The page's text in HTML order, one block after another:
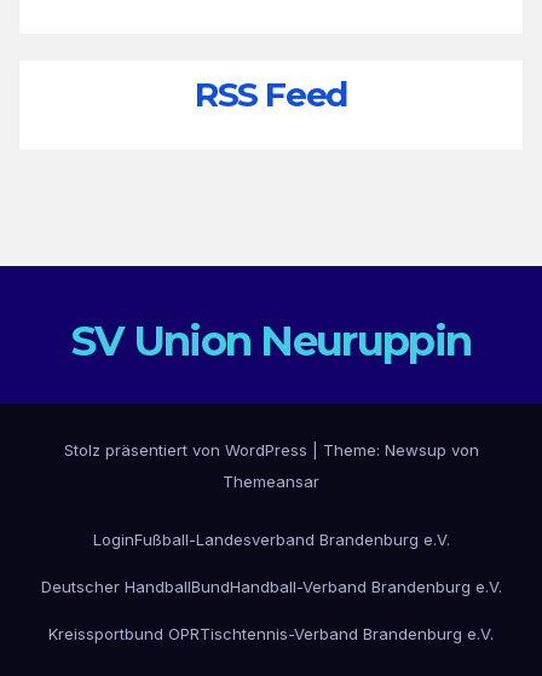
RSS Feed
SV Union Neuruppin
Stolz präsentiert von WordPress
Theme: Newsup von
Themeansar
LoginFußball-Landesverband Brandenburg e.V.
Deutscher HandballBundHandball-Verband Brandenburg e.V.
Kreissportbund OPRTischtennis-Verband Brandenburg e.V.